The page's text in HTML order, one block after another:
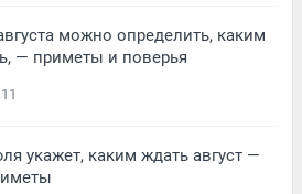
можно определить, каким
— приметы и поверья
11
укажет, каким ждать август —